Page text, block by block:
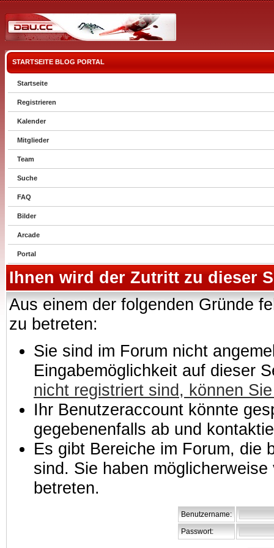
STARTSEITE BLOG PORTAL
Startseite
Registrieren
Kalender
Mitglieder
Team
Suche
FAQ
Bilder
Arcade
Portal
Ihnen wird der Zutritt zu dieser
Aus einem der folgenden Gründe
zu betreten:
Sie sind im Forum nicht
Eingabemöglichkeit auf dieser
nicht registriert sind, können
Ihr Benutzeraccount könnte
gegebenenfalls ab und
Es gibt Bereiche im Forum, die
sind. Sie haben
betreten.
Benutzername:
Passwort: